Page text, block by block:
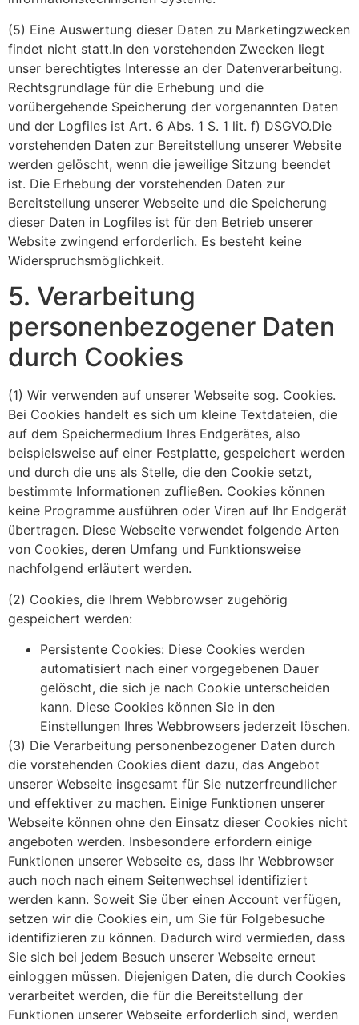
(5) Eine Auswertung dieser Daten zu Marketingzwecken
findet nicht statt.In den vorstehenden Zwecken liegt
unser berechtigtes Interesse an der Datenverarbeitung.
Rechtsgrundlage für die Erhebung und die
vorübergehende Speicherung der vorgenannten Daten
und der Logfiles ist Art. 6 Abs. 1 S. 1 lit. f) DSGVO.Die
vorstehenden Daten zur Bereitstellung unserer Website
werden gelöscht, wenn die jeweilige Sitzung beendet
ist. Die Erhebung der vorstehenden Daten zur
Bereitstellung unserer Webseite und die Speicherung
dieser Daten in Logfiles ist für den Betrieb unserer
Website zwingend erforderlich. Es besteht keine
Widerspruchsmöglichkeit.
5. Verarbeitung
personenbezogener Daten
durch Cookies
(1) Wir verwenden auf unserer Webseite sog. Cookies.
Bei Cookies handelt es sich um kleine Textdateien, die
auf dem Speichermedium Ihres Endgerätes, also
beispielsweise auf einer Festplatte, gespeichert werden
und durch die uns als Stelle, die den Cookie setzt,
bestimmte Informationen zufließen. Cookies können
keine Programme ausführen oder Viren auf Ihr Endgerät
übertragen. Diese Webseite verwendet folgende Arten
von Cookies, deren Umfang und Funktionsweise
nachfolgend erläutert werden.
(2) Cookies, die Ihrem Webbrowser zugehörig
gespeichert werden:
Persistente Cookies: Diese Cookies werden
automatisiert nach einer vorgegebenen Dauer
gelöscht, die sich je nach Cookie unterscheiden
kann. Diese Cookies können Sie in den
Einstellungen Ihres Webbrowsers jederzeit löschen.
(3) Die Verarbeitung personenbezogener Daten durch
die vorstehenden Cookies dient dazu, das Angebot
unserer Webseite insgesamt für Sie nutzerfreundlicher
und effektiver zu machen. Einige Funktionen unserer
Webseite können ohne den Einsatz dieser Cookies nicht
angeboten werden. Insbesondere erfordern einige
Funktionen unserer Webseite es, dass Ihr Webbrowser
auch noch nach einem Seitenwechsel identifiziert
werden kann. Soweit Sie über einen Account verfügen,
setzen wir die Cookies ein, um Sie für Folgebesuche
identifizieren zu können. Dadurch wird vermieden, dass
Sie sich bei jedem Besuch unserer Webseite erneut
einloggen müssen. Diejenigen Daten, die durch Cookies
verarbeitet werden, die für die Bereitstellung der
Funktionen unserer Webseite erforderlich sind, werden